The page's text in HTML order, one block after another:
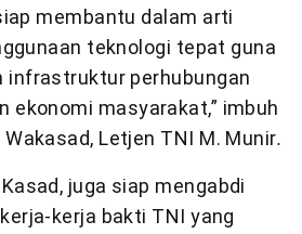
membantu dalam arti
teknologi tepat guna
infrastruktur perhubungan
ekonomi masyarakat,” imbuh
Letjen TNI M. Munir.
juga siap mengabdi
kerja bakti TNI yang